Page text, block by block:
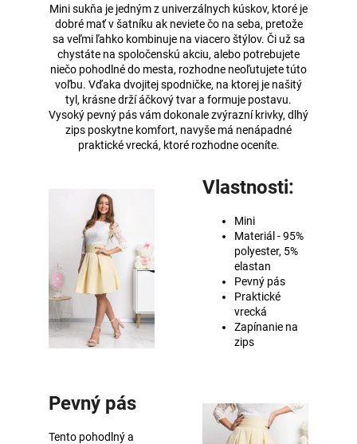
Mini sukňa je jedným z univerzálnych kúskov, ktoré je
dobré mať v šatníku ak neviete čo na seba, pretože
sa veľmi ľahko kombinuje na viacero štýlov. Či už sa
chystáte na spoločenskú akciu, alebo potrebujete
niečo pohodlné do mesta, rozhodne neoľutujete túto
voľbu. Vďaka dvojitej spodničke, na ktorej je našitý
tyl, krásne drží áčkový tvar a formuje postavu.
Vysoký pevný pás vám dokonale zvýrazní krivky, dlhý
zips poskytne komfort, navyše má nenápadné
praktické vrecká, ktoré rozhodne oceníte.
Vlastnosti:
Mini
Materiál - 95%
polyester, 5%
elastan
Pevný pás
Praktické
vrecká
Zapínanie na
zips
Pevný pás
Tento pohodlný a